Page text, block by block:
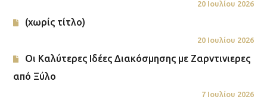
20 Ιουλίου 2026
(χωρίς τίτλο)
20 Ιουλίου 2026
Οι Καλύτερες Ιδέες Διακόσμησης με Ζαρντινιερες
από Ξύλο
7 Ιουλίου 2026